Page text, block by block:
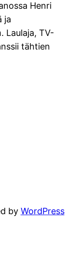
Henri
ja
Laulaja, TV-
tähtien
by WordPress